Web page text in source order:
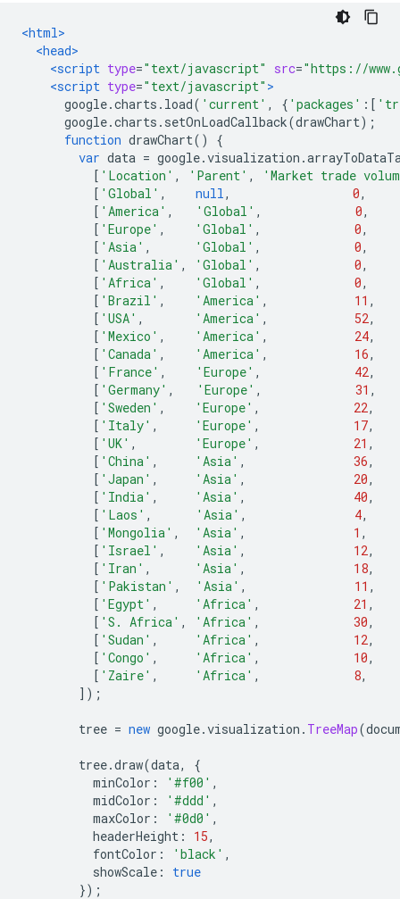
<html>
<head>
<script type="text/javascript" src="https://
<script type="text/javascript" >
google.charts . load( 'current' , { 'packages' :[
google.charts . setOnLoadCallback(drawChart);
function drawChart()
{
var data = google.visualization .
[ 'Location' , 'Parent' ,
'Market trade
[ 'Global' , null, 0,
[ 'America' , 'Global' , 0,
[ 'Europe' , 'Global' , 0,
[ 'Asia' , 'Global' , 0,
[ 'Australia' , 'Global' , 0,
[ 'Africa' , 'Global' , 0,
[ 'Brazil' , 'America' , 11 ,
[ 'USA' , 'America' , 52,
[ 'Mexico' , 'America' , 24,
[ 'Canada' , 'America' , 16,
[ 'France' , 'Europe' , 42,
[ 'Germany' , 'Europe' , 31 ,
[ 'Sweden' , 'Europe' , 22,
[ 'Italy' , 'Europe' , 17,
[ 'UK' , 'Europe' , 21 ,
[ 'China' , 'Asia' , 36,
[ 'Japan' , 'Asia' , 20,
[ 'India' , 'Asia' , 40,
[ 'Laos' , 'Asia' , 4,
[ 'Mongolia' , 'Asia' , 1 ,
[ 'Israel' , 'Asia' , 12,
[ 'Iran' , 'Asia' , 18,
[ 'Pakistan' , 'Asia' , 11 ,
[ 'Egypt' , 'Africa' , 21 ,
[ 'S. Africa' , 'Africa' , 30,
[ 'Sudan' , 'Africa' , 12,
[ 'Congo' , 'Africa' , 10,
[ 'Zaire' , 'Africa' , 8,
]);
tree = new google.visualization . TreeMap(
tree.draw(data,
{
minColor : '#f00' ,
midColor : '#ddd' ,
maxColor : '#0d0' ,
headerHeight : 15,
fontColor : 'black' ,
showScale :
true
});